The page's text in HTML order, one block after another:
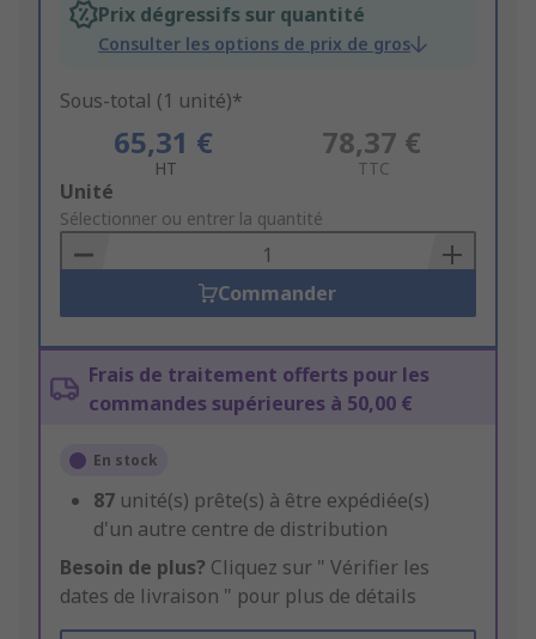
Prix dégressifs sur quantité
Consulter les options de prix de gros
Sous-total (1 unité)*
65,31 €
HT
78,37 €
TTC
Add
to
Basket
Unité
Sélectionner ou entrer la quantité
Commander
Frais de traitement offerts pour les
commandes supérieures à 50,00 €
En stock
87 unité(s) prête(s) à être expédiée(s)
d'un autre centre de distribution
Besoin de plus? Cliquez sur " Vérifier les
dates de livraison " pour plus de détails